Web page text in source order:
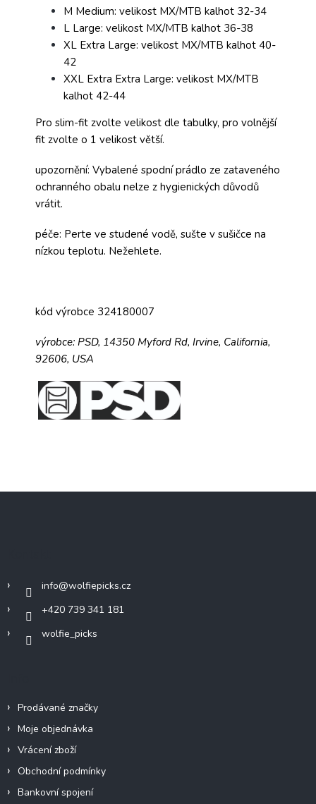
M Medium: velikost MX/MTB kalhot 32-34
L Large: velikost MX/MTB kalhot 36-38
XL Extra Large: velikost MX/MTB kalhot 40-
42
XXL Extra Extra Large: velikost MX/MTB
kalhot 42-44
Pro slim-fit zvolte velikost dle tabulky, pro volnější
fit zvolte o 1 velikost větší.
upozornění: Vybalené spodní prádlo ze zataveného
ochranného obalu nelze z hygienických důvodů
vrátit.
péče: Perte ve studené vodě, sušte v sušičce na
nízkou teplotu. Nežehlete.
kód výrobce 324180007
výrobce: PSD, 14350 Myford Rd, Irvine, California,
92606, USA
info@wolfiepicks.cz
+420 739 341 181
wolfie_picks
Prodávané značky
Moje objednávka
Vrácení zboží
Obchodní podmínky
Bankovní spojení